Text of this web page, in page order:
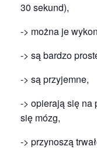
30 sekund),
-> można je
-> są bardzo
-> są przyjemne,
-> opierają się na
się mózg,
-> przynoszą